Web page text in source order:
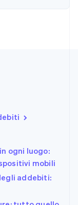
ogni luogo:
mobili
addebiti: